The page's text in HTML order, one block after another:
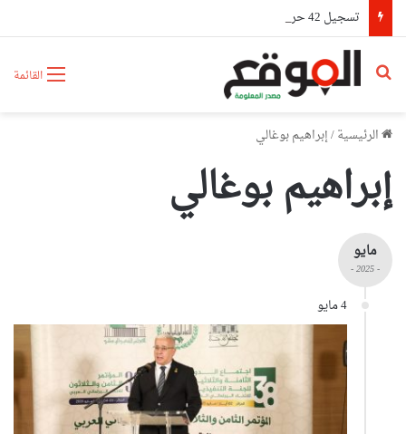
تسجيل 42 حريقا عبر عدة ولايات خلال 24 ساعة وإخماد 39 منها
القائمة بحث عن
الرئيسية/إبراهيم بوغالي
إبراهيم بوغالي
مايو
- 2025 -
4 مايو